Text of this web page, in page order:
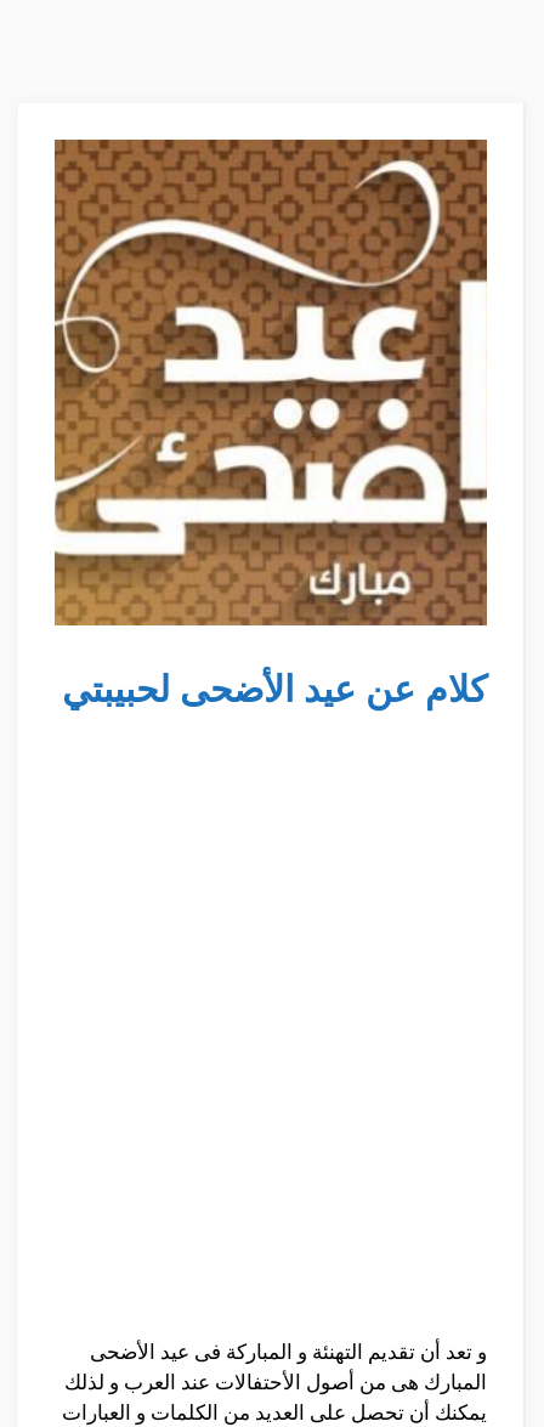
كلام عن عيد الأضحى لحبيبتي
و تعد أن تقديم التهنئة و المباركة فى عيد الأضحى
المبارك هى من أصول الأحتفالات عند العرب و لذلك
يمكنك أن تحصل على العديد من الكلمات و العبارات